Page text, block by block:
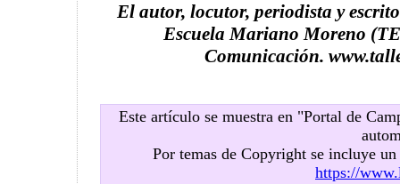
El autor, locutor, periodista y
Escuela Mariano Moreno
Comunicación.
Este artículo se muestra en "Portal de
Por temas de Copyright se incluye un
https://